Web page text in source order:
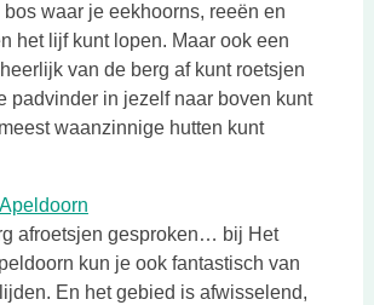
bos waar je eekhoorns, reeën en
het lijf kunt lopen. Maar ook een
van de berg af kunt roetsjen
padvinder in jezelf naar boven kunt
waanzinnige hutten kunt
Deze link opent in een nieuwe
afroetsjen gesproken… bij Het
kun je ook fantastisch van
En het gebied is afwisselend,